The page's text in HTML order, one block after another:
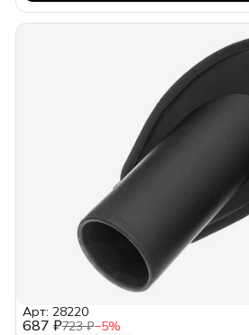
687 ₽723 ₽−5%
Арт: 28220